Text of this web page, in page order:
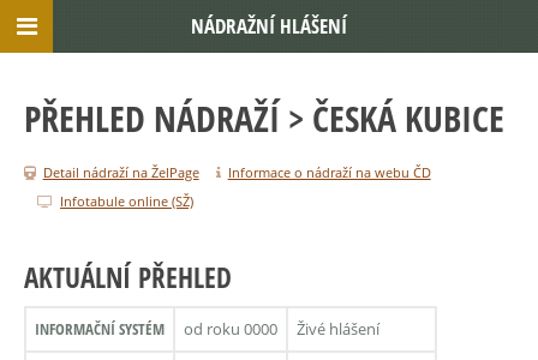
PŘEHLED NÁDRAŽÍ > ČESKÁ KUBICE
Detail nádraží na ŽelPage
Informace o nádraží na webu ČD
Infotabule online (SŽ)
AKTUÁLNÍ PŘEHLED
INFORMAČNÍ SYSTÉM od roku 0000 Živé hlášení
NÁDRAŽNÍ HLÁŠENÍ